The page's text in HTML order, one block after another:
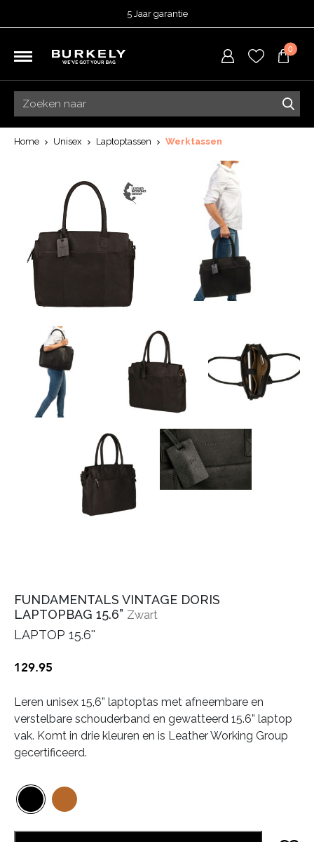
5 Jaar garantie
Besteld voor 15:00 = vandaag verzonden.
0
Home Unisex Laptoptassen Werktassen
FUNDAMENTALS VINTAGE DORIS
LAPTOPBAG 15.6” Zwart
LAPTOP 15.6''
129.95
Leren unisex 15,6” laptoptas met afneembare en
verstelbare schouderband en gewatteerd 15.6” laptop
vak. Komt in drie kleuren en is Leather Working Group
gecertificeerd.